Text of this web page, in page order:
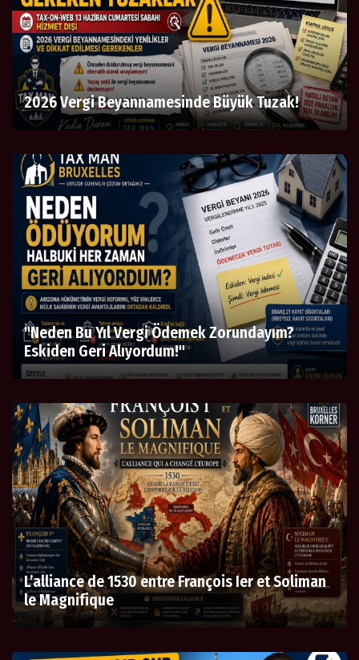
2026 Vergi Beyannamesinde Büyük Tuzak!
"Neden Bu Yıl Vergi Ödemek Zorundayım?
Eskiden Geri Alıyordum!"
L’alliance de 1530 entre François Ier et Soliman
le Magnifique